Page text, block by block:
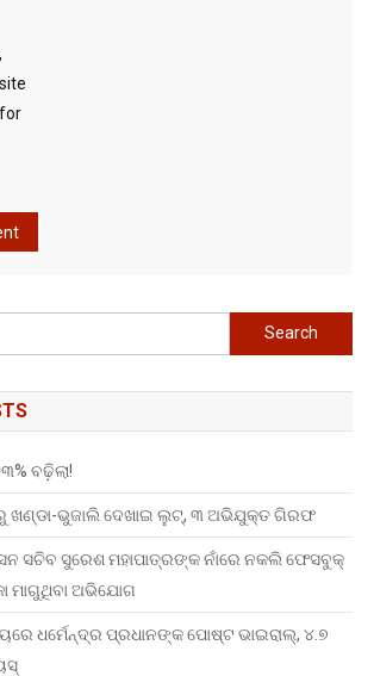
Search
for:
ବଢ଼ିଲା!
ଖଣ୍ଡା-ଭୁଜାଲି ଦେଖାଇ ଲୁଟ୍, ୩ ଅଭିଯୁକ୍ତ ଗିରଫ
ସଚିବ ସୁରେଶ ମହାପାତ୍ରଙ୍କ ନାଁରେ ନକଲି ଫେସବୁକ୍
ମାଗୁଥିବା ଅଭିଯୋଗ
ଧର୍ମେନ୍ଦ୍ର ପ୍ରଧାନଙ୍କ ପୋଷ୍ଟ ଭାଇରାଲ୍, ୪.୭